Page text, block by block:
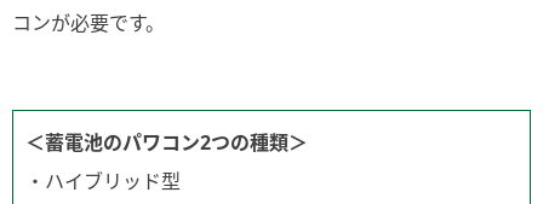
コンが必要です。
＜蓄電池のパワコン2つの種類＞
・ハイブリッド型